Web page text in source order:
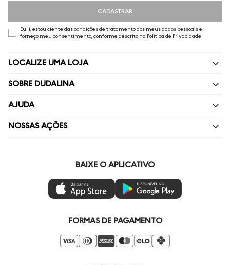
CADASTRAR
Eu li, estou ciente das condições de tratamento dos meus dados pessoais e
forneço meu consentimento, conforme descrito na Política de Privacidade
LOCALIZE UMA LOJA
SOBRE DUDALINA
Quem Somos
Nossas Lojas
Ética e Sustentabilidade
AJUDA
Perguntas Frequentes
Troca e Devoluções
Regulamentos
Compre pelo Whatsapp
NOSSAS AÇÕES
Mastercard
Azul Fidelidade
Venda Corporativa
Super Friday
BAIXE O APLICATIVO
FORMAS DE PAGAMENTO